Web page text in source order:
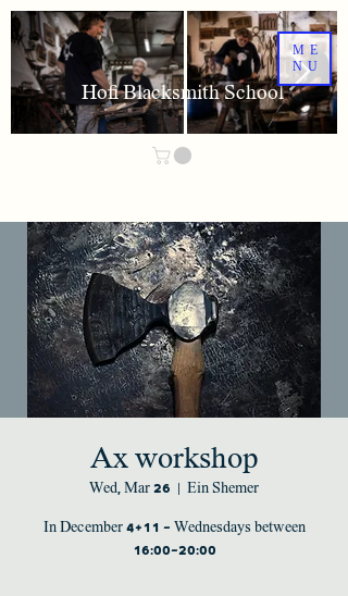
Hofi Blacksmith School
ME
NU
Ax workshop
Wed, Mar 26 Ein Shemer
In December 4+11 - Wednesdays between
16:00-20:00